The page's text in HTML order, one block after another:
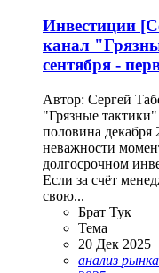
Инвестиции
канал
сентября -
Автор: Сергей
"Грязные
половина
неважности
долгосрочном
Если за счёт
свою...
Брат Тук
Тема
20 Дек 2025
анализ рынка